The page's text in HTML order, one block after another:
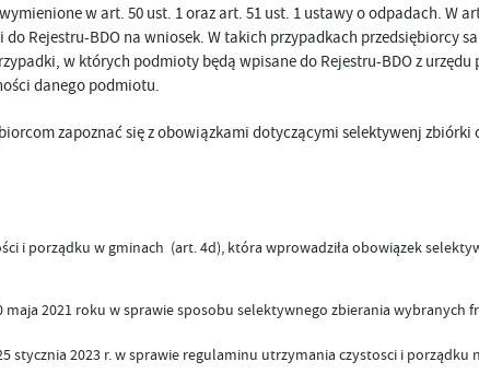
w art. 50 ust. 1 oraz art. 51 ust. 1 ustawy o odpadach. W
Rejestru-BDO na wniosek. W takich przypadkach przedsiębiorcy
w których podmioty będą wpisane do Rejestru-BDO z urzędu
danego podmiotu.
zapoznać się z obowiązkami dotyczącymi selektywenj zbiórki
i porządku w gminach (art. 4d), która wprowadziła obowiązek
2021 roku w sprawie sposobu selektywnego zbierania wybranych
stycznia 2023 r. w sprawie regulaminu utrzymania czystosci i porządku